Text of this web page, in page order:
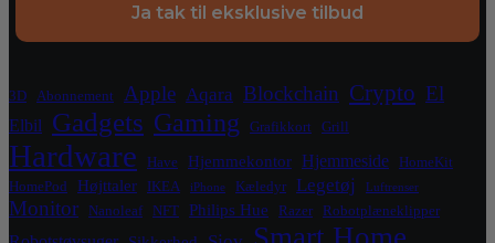
Ja tak til eksklusive tilbud
3D Abonnement Apple Aqara Blockchain Crypto El
Elbil Gadgets Gaming Grafikkort Grill
Hardware Have Hjemmekontor Hjemmeside
HomeKit
HomePod
Højttaler IKEA iPhone Kæledyr Legetøj Luftrenser
Monitor Nanoleaf NFT Philips Hue Razer Robotplæneklipper